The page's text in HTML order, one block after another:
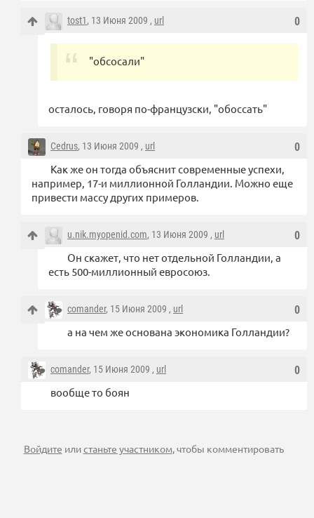
0
tost1, 13 Июня 2009 , url
"обсосали"
осталось, говоря по-французски, "обоссать"
0
Cedrus, 13 Июня 2009 , url
Как же он тогда объяснит современные успехи,
например, 17-и миллионной Голландии. Можно еще
привести массу других примеров.
0
u.nik.myopenid.com, 13 Июня 2009 , url
Он скажет, что нет отдельной Голландии, а
есть 500-миллионный евросоюз.
0
comander, 15 Июня 2009 , url
а на чем же основана экономика Голландии?
0
comander, 15 Июня 2009 , url
вообще то боян
Войдите илистаньте участником, чтобы комментировать